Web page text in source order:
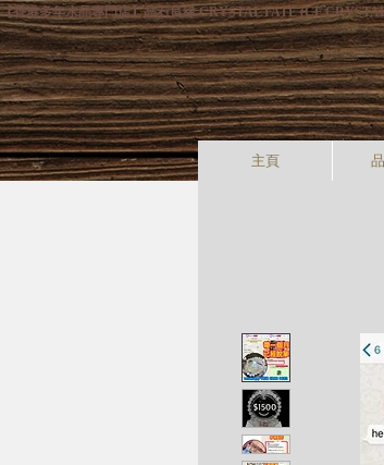
【香港多年水晶專門店】晶石良緣 CRYSTAL FATE (CF
主頁